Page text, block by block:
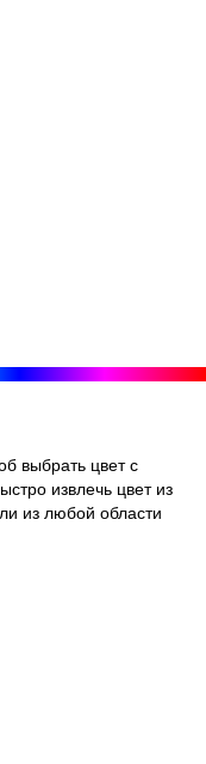
выбрать цвет с
извлечь цвет из
из любой области